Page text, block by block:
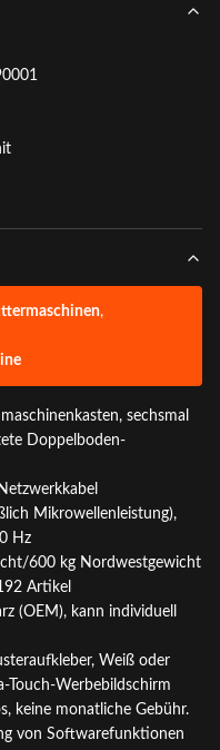
,
sechsmal
Doppelboden-
Mikrowellenleistung),
Hz
600 kg Nordwestgewicht
Artikel
(OEM), kann individuell
Weiß oder
Touch-Werbebildschirm
keine monatliche Gebühr.
von Softwarefunktionen